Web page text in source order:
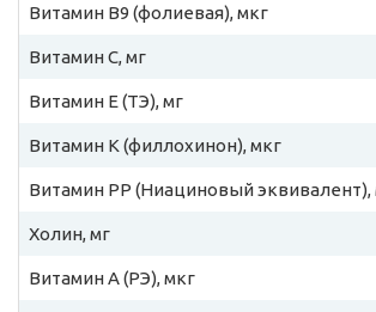
Витамин B9 (фолиевая), мкг
Витамин C, мг
Витамин E (ТЭ), мг
Витамин К (филлохинон), мкг
Витамин PP (Ниациновый эквивалент),
Холин, мг
Витамин A (РЭ), мкг